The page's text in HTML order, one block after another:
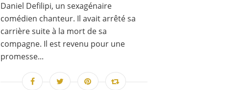
Daniel Defilipi, un sexagénaire
comédien chanteur. Il avait arrêté sa
carrière suite à la mort de sa
compagne. Il est revenu pour une
promesse...